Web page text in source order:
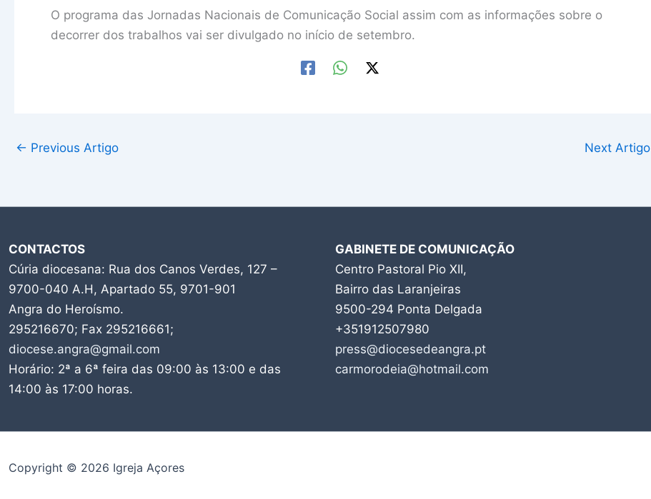
O programa das Jornadas Nacionais de Comunicação Social assim com as informações sobre o
decorrer dos trabalhos vai ser divulgado no início de setembro.
← Previous Artigo Next Artigo
CONTACTOS
Cúria diocesana: Rua dos Canos Verdes, 127 –
9700-040 A.H, Apartado 55, 9701-901
Angra do Heroísmo.
295216670; Fax 295216661;
diocese.angra@gmail.com
Horário: 2ª a 6ª feira das 09:00 às 13:00 e das
14:00 às 17:00 horas.
GABINETE DE COMUNICAÇÃO
Centro Pastoral Pio XII,
Bairro das Laranjeiras
9500-294 Ponta Delgada
+351912507980
press@diocesedeangra.pt
carmorodeia@hotmail.com
Copyright © 2026 Igreja Açores